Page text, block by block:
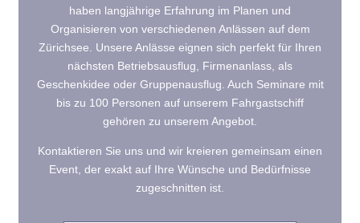
haben langjährige Erfahrung im Planen und
Organisieren von verschiedenen Anlässen auf dem
Zürichsee. Unsere Anlässe eignen sich perfekt für Ihren
nächsten Betriebsausflug, Firmenanlass, als
Geschenkidee oder Gruppenausflug. Auch Seminare mit
bis zu 100 Personen auf unserem Fahrgastschiff
gehören zu unserem Angebot.
Kontaktieren Sie uns und wir kreieren gemeinsam einen
Event, der exakt auf Ihre Wünsche und Bedürfnisse
zugeschnitten ist.